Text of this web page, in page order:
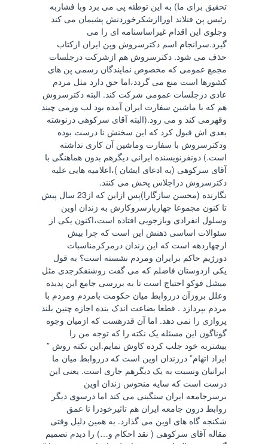
تحقیق برای ما) به این توطئه پی می برد وبا فشاربه
رئیس پن فنلاند اوراازشکرخوردنش پشیمان می کند
وجلوی این اقدام غیراساسنامه ای را می
گیرد.سرانجام اسم دکترسروش وپن ایران ازکتاب
حذف می شود. دکترسروش هم ازشرکت درجلسات
مجمع عمومی که مخصوص نمایندگان رسمی پن های
کشورها است منع می گردد،اما حق دارد مثل مردم
عادی درجلسات عمومی شرکت کند. البته دکترسروش
هم که با ماشین سفارت ایران آمده بود لب ورمی چیند
وقهرمی کند و می رود.(البته آقای سرکوهی درنوشته
بعدی اش قبول کرد که این سخنش نا درست بوده
ودکترسروش با سفارت وماشین آن کاری نداشته
است.) دونفرنویسنده ایرانی دیگرهم بدون هماهنگی با
آقای سرکوهی (به ادعای ایشان )،اعلامیه هایی علیه
دکترسروش دراجلاس پخش می کنند.
نگارنده (محسن سازگارا)پس ازاین که از23 سال پیش
تا کنون مجموعا چهاربارسروکارش به زندان اوین
وسلول انفرادی وبازجویی افتاده است،اکنون یکی از
سئوالات اساسی ذهنش این است که چرا بیش
ازچهاردهه است که این زندان درمرکزمناسبات
دورژیم حاکم برایران ومردم نشسته است؟ به قول
یکی ازدوستان فاضلم که می گفت روشنفکرجدی مثل
میشل فوکو احتیاج است تا به بررسی جامع این پدیده
وعلل بروزآن درروابط میان حکومت بامردم ومردم با
مردم بپردازد . قطعا بضاعت اندک بنده اجازه چنین بلند
پروازی را نمی دهد. اما آن قدرهست که ازمیان وجوه
گوناگون این مسئله یک نکته را که توجه من را
بیشتربه خود جلب کرده کاوش نمایم.این نکته روش ”
ایراد اتهام” درزندان اوین است که درروابط میان ما
ایرانیان ونسبت به یک دیگرهم جاری است. یعنی این
درست است که سایه منحوس زندان اوین
برسرجامعه ایران سنگینی می کند اما درسوی دیگر
روابط درون جامعه ایران هم تاثیرخودرا تا عمق
شکنجه گاه های اوین می گذارد. به همین دلیل وقتی
مقاله آقای سرکوهی ( نقد احکام و…) را دیدم تصمیم